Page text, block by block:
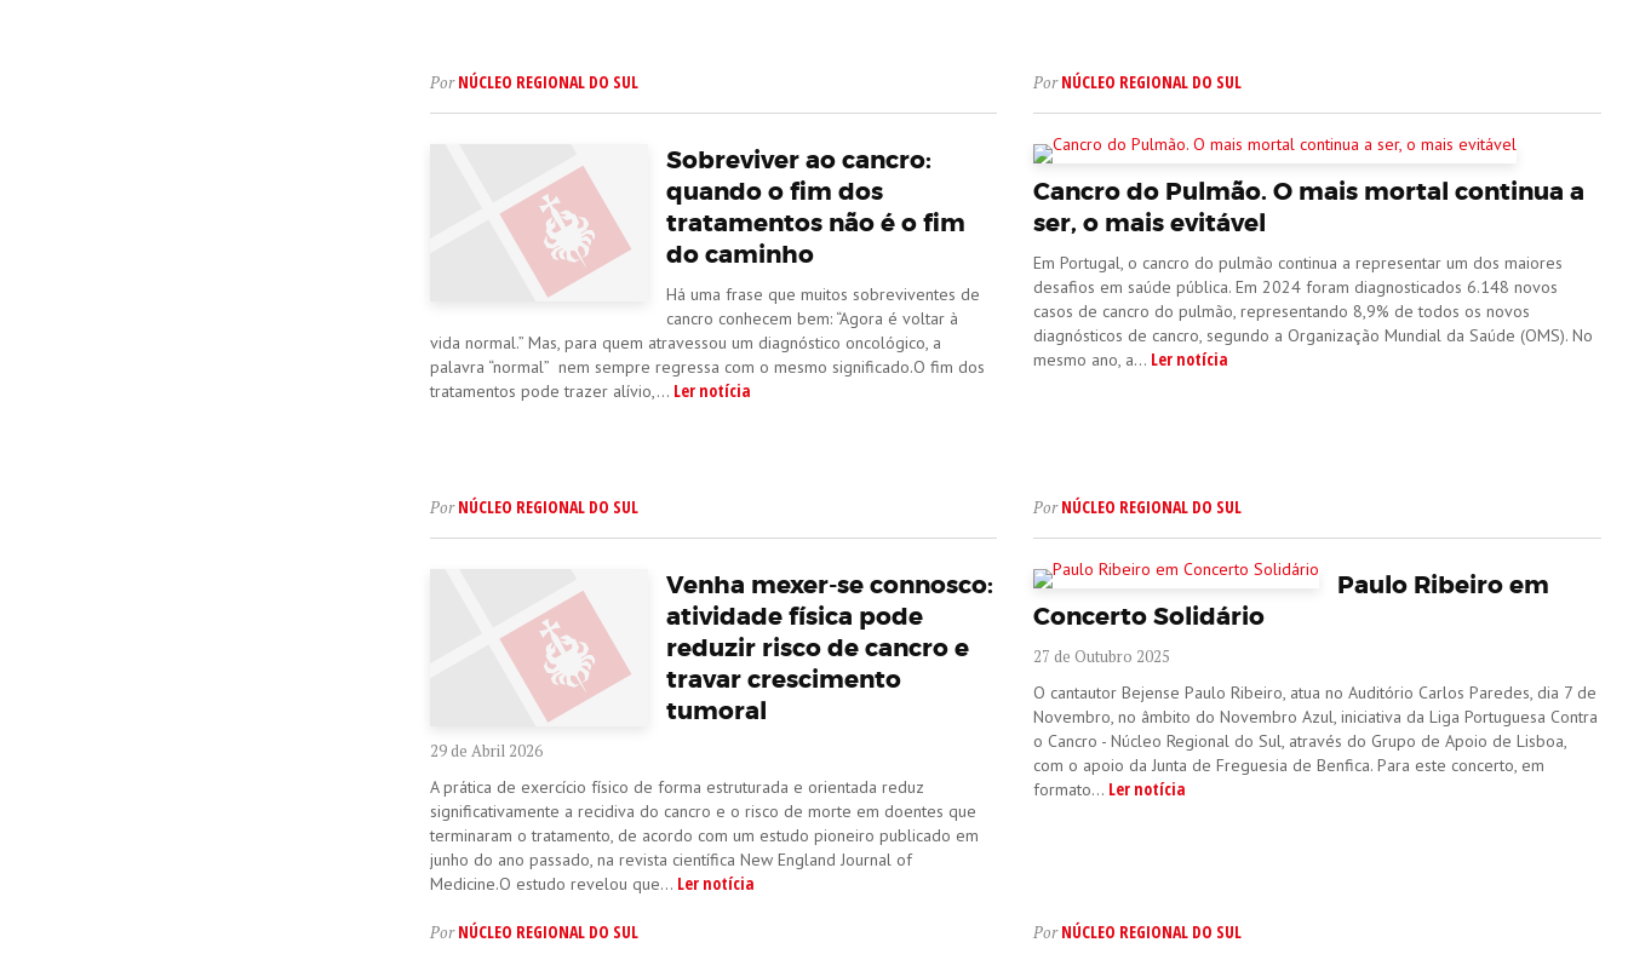
PorNÚCLEO REGIONAL DO SUL PorNÚCLEO REGIONAL DO SUL
Sobreviver ao cancro:
quando o fim dos
tratamentos não é o fim
do caminho
Há uma frase que muitos sobreviventes de
cancro conhecem bem: “Agora é voltar à
vida normal.” Mas, para quem atravessou um diagnóstico oncológico, a
palavra “normal” nem sempre regressa com o mesmo significado.O fim dos
tratamentos pode trazer alívio,... Ler notícia
PorNÚCLEO REGIONAL DO SUL
Cancro do Pulmão. O mais mortal continua a
ser, o mais evitável
Em Portugal, o cancro do pulmão continua a representar um dos maiores
desafios em saúde pública. Em 2024 foram diagnosticados 6.148 novos
casos de cancro do pulmão, representando 8,9% de todos os novos
diagnósticos de cancro, segundo a Organização Mundial da Saúde (OMS). No
mesmo ano, a... Ler notícia
PorNÚCLEO REGIONAL DO SUL
Venha mexer-se connosco:
atividade física pode
reduzir risco de cancro e
travar crescimento
tumoral
29 de Abril 2026
A prática de exercício físico de forma estruturada e orientada reduz
significativamente a recidiva do cancro e o risco de morte em doentes que
terminaram o tratamento, de acordo com um estudo pioneiro publicado em
junho do ano passado, na revista científica New England Journal of
Medicine.O estudo revelou que... Ler notícia
PorNÚCLEO REGIONAL DO SUL
Paulo Ribeiro em
Concerto Solidário
27 de Outubro 2025
O cantautor Bejense Paulo Ribeiro, atua no Auditório Carlos Paredes, dia 7 de
Novembro, no âmbito do Novembro Azul, iniciativa da Liga Portuguesa Contra
o Cancro - Núcleo Regional do Sul, através do Grupo de Apoio de Lisboa,
com o apoio da Junta de Freguesia de Benfica. Para este concerto, em
formato... Ler notícia
PorNÚCLEO REGIONAL DO SUL